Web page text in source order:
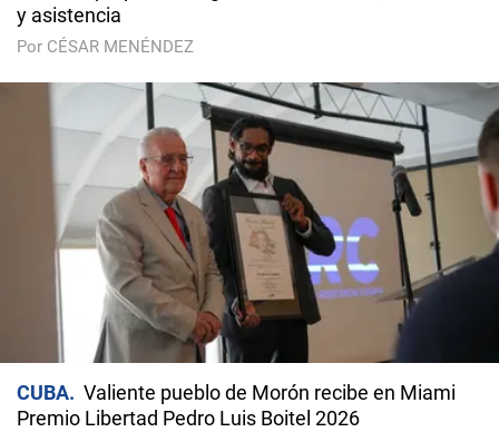
y asistencia
Por CÉSAR MENÉNDEZ
CUBA
Valiente pueblo de Morón recibe en Miami
Premio Libertad Pedro Luis Boitel 2026